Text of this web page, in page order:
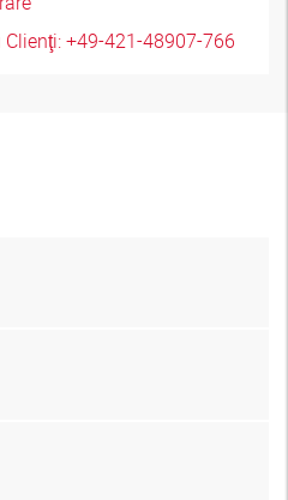
+49-421-48907-766